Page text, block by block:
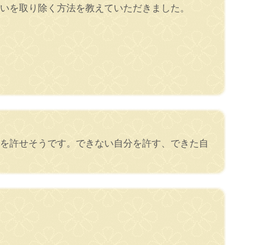
取り除く方法を教えていただきました。
許せそうです。できない自分を許す、できた自